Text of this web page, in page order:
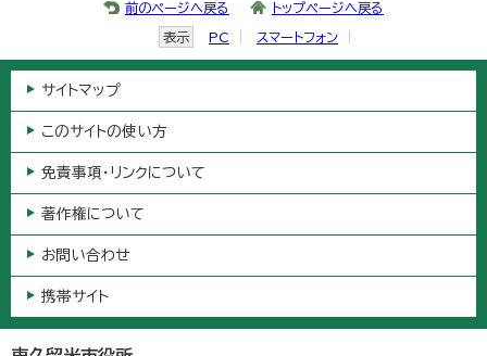
前のページへ戻る トップページへ戻る
表示 PC スマートフォン
サイトマップ
このサイトの使い方
免責事項・リンクについて
著作権について
お問い合わせ
携帯サイト